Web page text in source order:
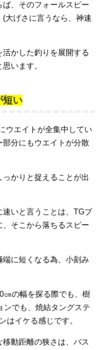
、そのフォールスピー
(大げさに言うなら、神速
かした釣りを展開する
います。
短い
ウエイトが全集中してい
分にもウエイトが分散
かりと捉えることが出
いと言うことは、TGブ
そこから落ちるスピー
に短くなる為、小刻み
㎝の幅を探る際でも、樹
ンでも、焼結タングステ
はイケる感じです。
動距離の狭さは、バス